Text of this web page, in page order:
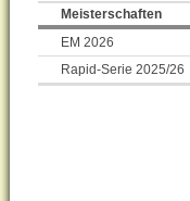
Meisterschaften
EM 2026
Rapid-Serie 2025/26